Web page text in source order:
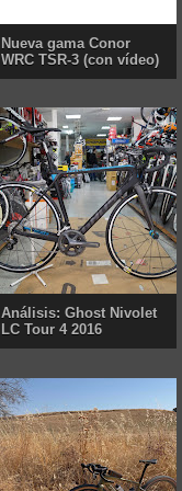
Nueva gama Conor
WRC TSR-3 (con vídeo)
Análisis: Ghost Nivolet
LC Tour 4 2016